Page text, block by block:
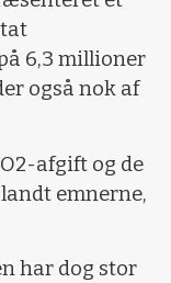
6,3 millioner
også nok af
afgift og de
emnerne,
har dog stor